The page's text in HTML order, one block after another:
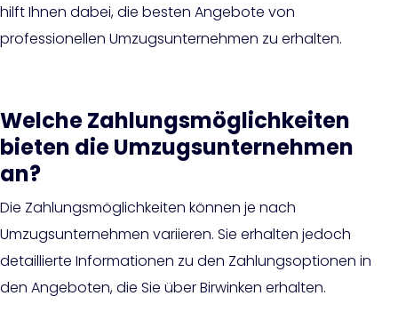
hilft Ihnen dabei, die besten Angebote von
professionellen Umzugsunternehmen zu erhalten.
Welche Zahlungsmöglichkeiten
bieten die Umzugsunternehmen
an?
Die Zahlungsmöglichkeiten können je nach
Umzugsunternehmen variieren. Sie erhalten jedoch
detaillierte Informationen zu den Zahlungsoptionen in
den Angeboten, die Sie über Birwinken erhalten.